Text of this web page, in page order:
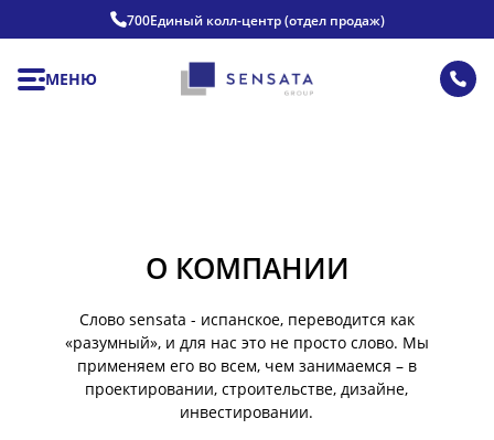
700Единый колл-центр (отдел продаж)
МЕНЮ
О КОМПАНИИ
Слово sensatа - испанское, переводится как
«разумный», и для нас это не просто слово. Мы
применяем его во всем, чем занимаемся – в
проектировании, строительстве, дизайне,
инвестировании.